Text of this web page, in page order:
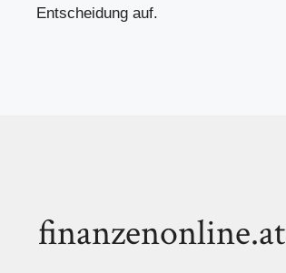
Entscheidung auf.
finanzenonline.at